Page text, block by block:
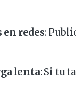
en redes:
lenta: Si tu